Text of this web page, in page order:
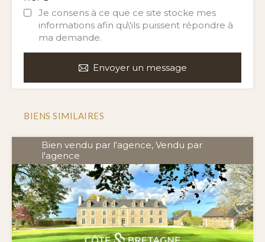
Je consens à ce que ce site stocke mes
informations afin qu\'ils puissent répondre à
ma demande.
Envoyer un message
BIENS SIMILAIRES
Bien vendu par l'agence, Vendu par
l'agence